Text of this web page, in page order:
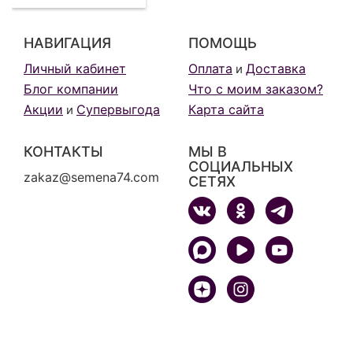
НАВИГАЦИЯ
Личный кабинет
Блог компании
Акции и Супервыгода
ПОМОЩЬ
Оплата и Доставка
Что с моим заказом?
Карта сайта
КОНТАКТЫ
zakaz@semena74.com
МЫ В
СОЦИАЛЬНЫХ
СЕТЯХ